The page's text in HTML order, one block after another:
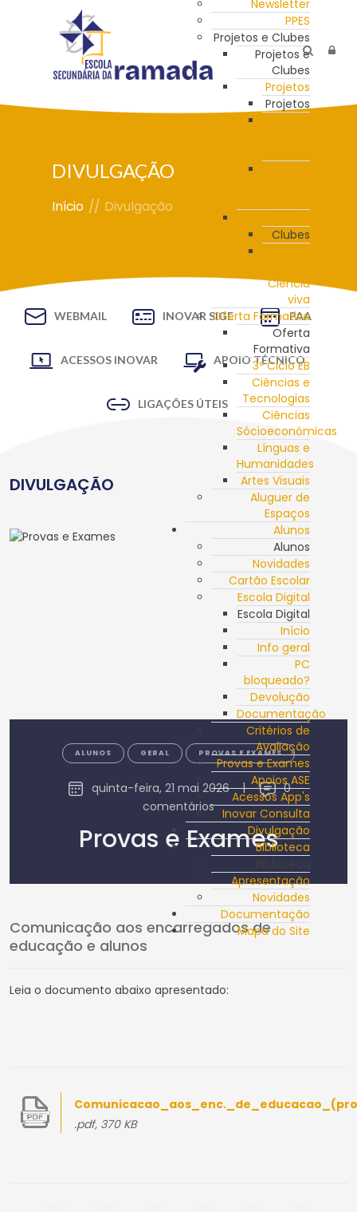
Newsletter
PPES
Projetos e Clubes
Projetos e
Clubes
Projetos
Projetos
Clubes
Ciência
viva
Oferta Formativa
Oferta
Formativa
3º Ciclo EB
Ciências e
Tecnologias
Ciências
Sócioeconómicas
Línguas e
Humanidades
Artes Visuais
Aluguer de
Espaços
Alunos
Alunos
Novidades
Cartão Escolar
Escola Digital
Escola Digital
Início
Info geral
PC
bloqueado?
Devolução
Documentação
Critérios de
Avaliação
Provas e Exames
Apoios ASE
Acessos App's
Inovar Consulta
Divulgação
Biblioteca
Apresentação
Novidades
Documentação
Mapa do Site
DIVULGAÇÃO
Início // Divulgação
WEBMAIL INOVAR SIGE PAA
ACESSOS INOVAR APOIO TÉCNICO
LIGAÇÕES ÚTEIS
DIVULGAÇÃO
ALUNOS GERAL PROVAS E EXAMES
quinta-feira, 21 mai 2026 |
0
comentários
Provas e Exames
Comunicação aos encarregados de
educação e alunos
Leia o documento abaixo apresentado:
.pdf, 370 KB